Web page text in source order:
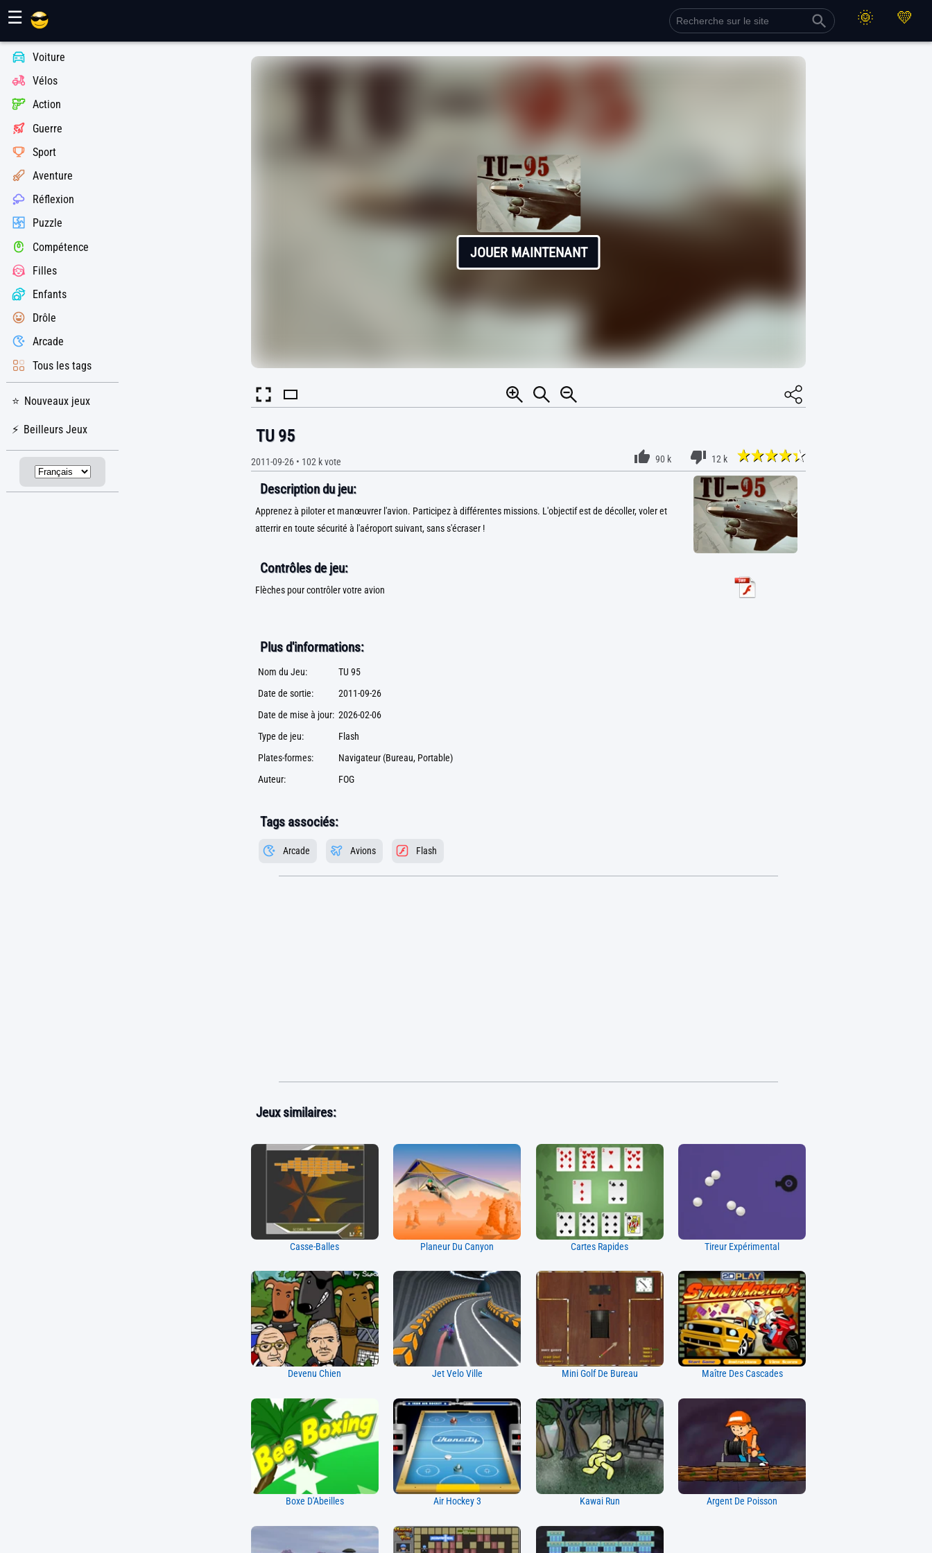
☰
Voiture
Vélos
Action
Guerre
Sport
Aventure
Réflexion
Puzzle
Compétence
Filles
Enfants
Drôle
Arcade
Tous les tags
Nouveaux jeux
Beilleurs Jeux
JOUER MAINTENANT
TU 95
2011-09-26• 102 kvote 90 k 12 k
Description du jeu:
Apprenez à piloter et manœuvrer l'avion. Participez à différentes missions. L'objectif est de décoller, voler et
atterrir en toute sécurité à l'aéroport suivant, sans s'écraser !
Contrôles de jeu:
Flèches pour contrôler votre avion
Plus d'informations:
Nom du Jeu:
TU 95
Date de sortie:
2011-09-26
Date de mise à jour: 2026-02-06
Type de jeu:
Flash
Plates-formes:
Navigateur (Bureau, Portable)
Auteur:
FOG
Tags associés:
Arcade Avions Flash
Jeux similaires:
Casse-Balles Planeur Du Canyon Cartes Rapides Tireur Expérimental
Devenu Chien Jet Velo Ville Mini Golf De Bureau Maître Des Cascades
Boxe D'Abeilles Air Hockey 3 Kawai Run Argent De Poisson